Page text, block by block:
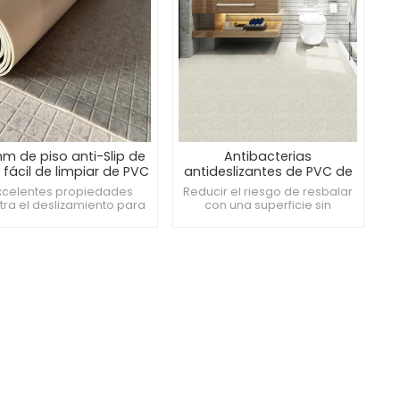
de piso anti-Slip de
fácil de limpiar de PVC
propiedades
el deslizamiento para
Antibacterias
antideslizantes de PVC de
3 mm de espesor e
impermeable
Reducir el riesgo de resbalar
con una superficie sin